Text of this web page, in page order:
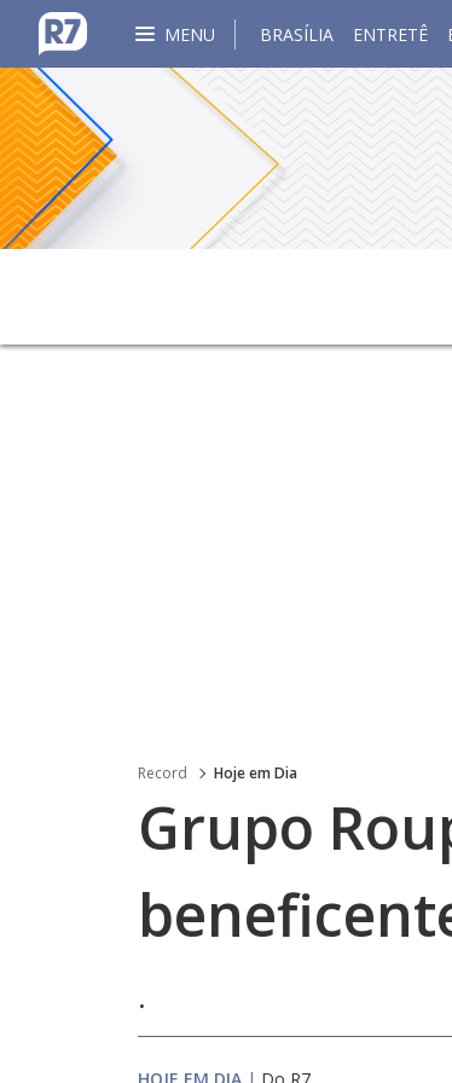
MENU BRASÍLIA ENTRETÊ
Record Hoje em Dia
Grupo
.